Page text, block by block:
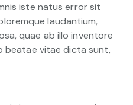
iste natus error sit
laudantium,
quae ab illo inventore
beatae vitae dicta sunt,